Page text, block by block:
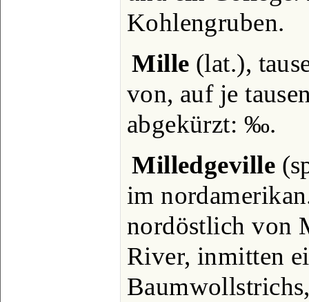
Kohlengruben.
Mille (lat.),
von, auf je
abgekürzt: ‰.
Milledgeville
im
nordöstlich von
River, inmitten